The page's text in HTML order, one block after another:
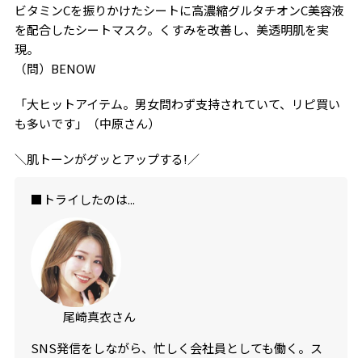
ビタミンCを振りかけたシートに高濃縮グルタチオンC美容液
を配合したシートマスク。くすみを改善し、美透明肌を実
現。
（問）BENOW
「大ヒットアイテム。男女問わず支持されていて、リピ買い
も多いです」（中原さん）
＼肌トーンがグッとアップする!／
■トライしたのは...
尾崎真衣さん
SNS発信をしながら、忙しく会社員としても働く。ス